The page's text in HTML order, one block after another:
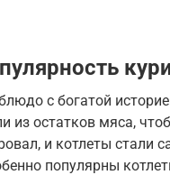
с богатой
из остатков мяса,
и котлеты
популярны